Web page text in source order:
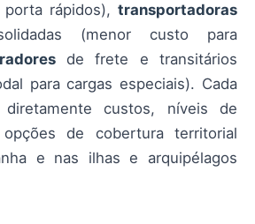
rápidos), transportadoras
(menor custo para
de frete e transitários
para cargas especiais). Cada
diretamente custos, níveis de
de cobertura territorial
e nas ilhas e arquipélagos